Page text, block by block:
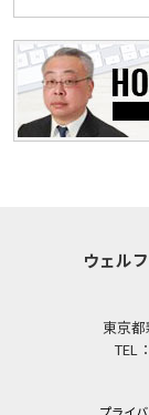
ウェル
東京
TEL
プライ